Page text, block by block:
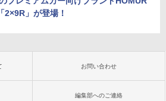
2×9R」が登場！
お問い合わせ
編集部へのご連絡